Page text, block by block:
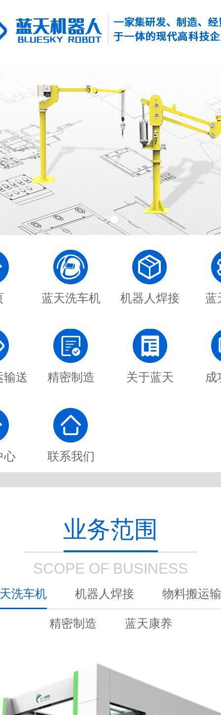
蓝天洗车机 机器人焊接 蓝
输送 精密制造 关于蓝天 成
心 联系我们
业务范围
SCOPE OF BUSINESS
洗车机 机器人焊接 物料搬运
精密制造 蓝天康养